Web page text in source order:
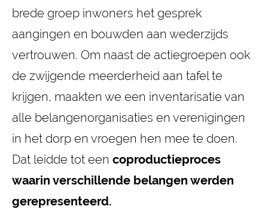
brede groep inwoners het gesprek
aangingen en bouwden aan wederzijds
vertrouwen. Om naast de actiegroepen ook
de zwijgende meerderheid aan tafel te
krijgen, maakten we een inventarisatie van
alle belangenorganisaties en verenigingen
in het dorp en vroegen hen mee te doen.
Dat leidde tot een coproductieproces
waarin verschillende belangen werden
gerepresenteerd.